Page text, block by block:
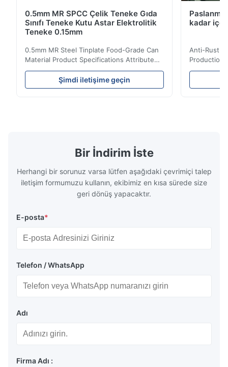
0.5mm MR SPCC Çelik Teneke Gıda
Sınıfı Teneke Kutu Astar Elektrolitik
Teneke 0.15mm
0.5mm MR Steel Tinplate Food-Grade Can
Material Product Specifications Attribute
Value Product Name 0.5mm MR Steel
Tinplate Food-Grade Can Material Material
MR, SPCC, prime Tinplate / TFS Tin Coating
TH620 Standard JIS DIN ASTM GB EN AISI
Product Features High-quality tinplate with
Şimdi iletişime geçin
kadar
Anti-Rust
Production
Value
MR, SPCC,
Bir İndirim İste
Herhangi bir sorunuz varsa lütfen aşağıdaki çevrimiçi talep
iletişim formumuzu kullanın, ekibimiz en kısa sürede size
geri dönüş yapacaktır.
E-posta*
Telefon / WhatsApp
Adı
Firma Adı :